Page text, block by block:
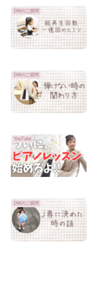
DMのご質問
DMのご質問
YouTube
DMのご質問